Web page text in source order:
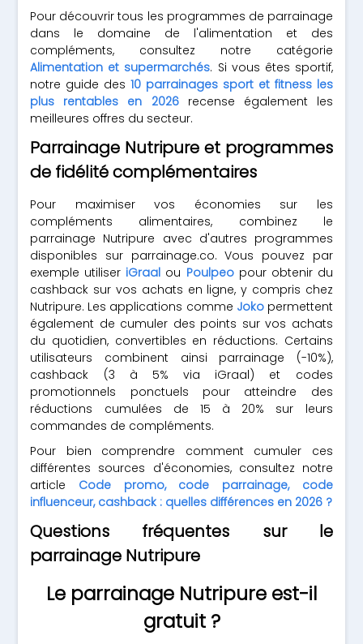
Pour découvrir tous les programmes de parrainage
dans le domaine de l'alimentation et des
compléments, consultez notre catégorie
Alimentation et supermarchés. Si vous êtes sportif,
notre guide des10 parrainages sport et fitness les
plus rentables en 2026recense également les
meilleures offres du secteur.
Parrainage Nutripure et programmes
de fidélité complémentaires
Pour maximiser vos économies sur les
compléments alimentaires, combinez le
parrainage Nutripure avec d'autres programmes
disponibles sur parrainage.co. Vous pouvez par
exemple utiliser iGraal ou Poulpeopour obtenir du
cashback sur vos achats en ligne, y compris chez
Nutripure. Les applications comme Jokopermettent
également de cumuler des points sur vos achats
du quotidien, convertibles en réductions. Certains
utilisateurs combinent ainsi parrainage (-10%),
cashback (3 à 5% via iGraal) et codes
promotionnels ponctuels pour atteindre des
réductions cumulées de 15 à 20% sur leurs
commandes de compléments.
Pour bien comprendre comment cumuler ces
différentes sources d'économies, consultez notre
article Code promo, code parrainage, code
influenceur, cashback : quelles différences en 2026 ?
Questions fréquentes sur le
parrainage Nutripure
Le parrainage Nutripure est-il
gratuit ?